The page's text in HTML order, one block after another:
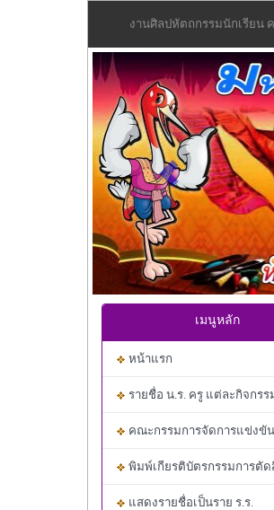
งานศิลปหัตถกรรมนักเรียน
Previous
เมนูหลัก
หน้าแรก
รายชื่อ น.ร. ครู แต่ละกิจกรร
คณะกรรมการจัดการแข่งขัน
พิมพ์เกียรติบัตรกรรมการตั
แสดงรายชื่อเป็นราย ร.ร.